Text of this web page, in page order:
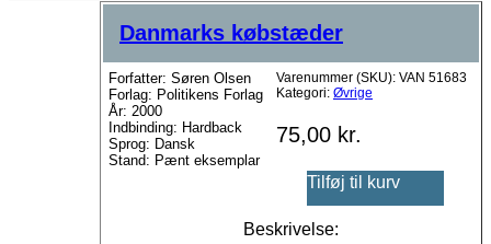
Danmarks købstæder
Forfatter: Søren Olsen
Forlag: Politikens Forlag
År: 2000
Indbinding: Hardback
Sprog: Dansk
Stand: Pænt eksemplar
Varenummer (SKU): VAN 51683
Kategori: Øvrige
75,00 kr.
Tilføj til kurv
Beskrivelse: